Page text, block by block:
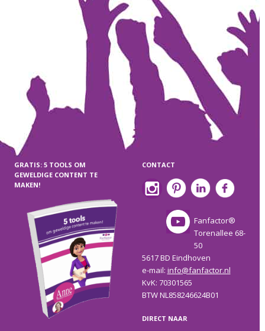
GRATIS: 5 TOOLS OM
GEWELDIGE CONTENT TE
MAKEN!
CONTACT
Fanfactor®
Torenallee 68-
50
5617 BD Eindhoven
e-mail: info@fanfactor.nl
KvK: 70301565
BTW NL858246624B01
DIRECT NAAR